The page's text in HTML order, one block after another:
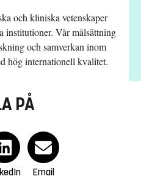
och kliniska vetenskaper
Vår målsättning
och samverkan inom
hög internationell kvalitet.
PÅ
Email